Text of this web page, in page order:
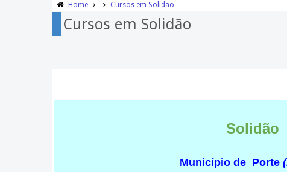
Home Cursos em Solidão
Cursos em Solidão
Solidão
Município de Porte